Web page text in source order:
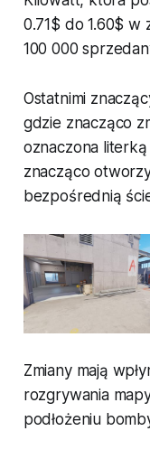
0.71$ do 1.60$ w
100 000
Ostatnimi
gdzie znacząco
oznaczona literką
znacząco
bezpośrednią
Zmiany mają
rozgrywania
podłożeniu